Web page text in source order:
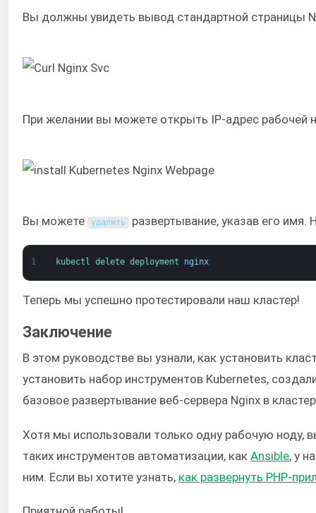
Вы должны увидеть вывод стандартной страницы
При желании вы можете открыть IP-адрес рабочей
Вы можете удалить развертывание, указав его имя.
1 kubectl delete deployment nginx
Теперь мы успешно протестировали наш кластер!
Заключение
В этом руководстве вы узнали, как установить
установить набор инструментов Kubernetes,
базовое развертывание веб-сервера Nginx в
Хотя мы использовали только одну рабочую ноду,
таких инструментов автоматизации, как Ansible, у
ним. Если вы хотите узнать, как развернуть PHP-